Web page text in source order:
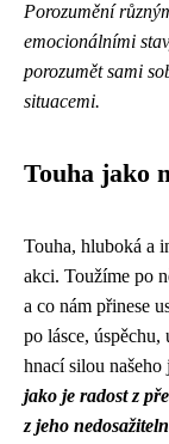
Porozumění
emocionálními
porozumět sami
situacemi.
Touha jako
Touha, hluboká a
akci. Toužíme po
a co nám přinese
po lásce, úspěchu,
hnací silou našeho
jako je radost z
z jeho